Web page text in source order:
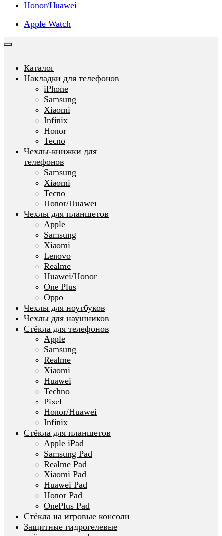
Honor/Huawei
Apple Watch
Каталог
Накладки для телефонов
iPhone
Samsung
Xiaomi
Infinix
Honor
Tecno
Чехлы-книжки для
телефонов
Samsung
Xiaomi
Tecno
Honor/Huawei
Чехлы для планшетов
Apple
Samsung
Xiaomi
Lenovo
Realme
Huawei/Honor
One Plus
Oppo
Чехлы для ноутбуков
Чехлы для наушников
Стёкла для телефонов
Apple
Samsung
Realme
Xiaomi
Huawei
Techno
Pixel
Honor/Huawei
Infinix
Стёкла для планшетов
Apple iPad
Samsung Pad
Realme Pad
Xiaomi Pad
Huawei Pad
Honor Pad
OnePlus Pad
Стёкла на игровые консоли
Защитные гидрогелевые